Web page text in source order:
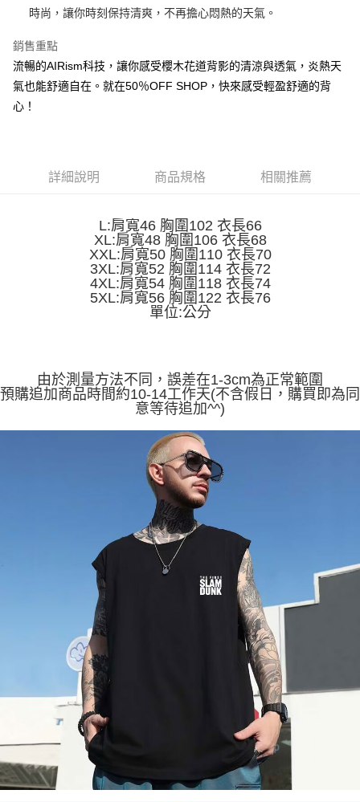
街口支付
悠遊付
Google Pay
全盈+PAY
【大哥付你分期使用說明】
流程，驗證手機門號後，選擇欲分期的期數、繳款截止日，確認付款後即完
3.實際核准額度、可分期數及費用金額請依後續交易確認頁面所載為準。
4.訂單成立30分鐘內，如未前往確認交易或遇審核未通過，訂單將自動取
消。如遇「轉專審核」未通過狀況，表示未達大哥付你分期系統評分，恕無
法說明評估內容。
【繳款方式說明】
1.分期款項不併入電信帳單，「大哥付你分期」於每月結算日後寄送繳費提
【注意事項】
1.本服務係由「台灣大哥大股份有限公司」（以下簡稱本公司）所提供，讓
買賣價金債權讓與本公司後，依約使用本公司帳單繳交帳款。
2.基於同意付款使用「大哥付你分期」之契約關係目的，商店將以您的個人
資料（包含姓名、電話或地址）提供予台灣大哥大進項蒐集、處理及利用，
由本公司與您本人進行分期帳單所需資料之確認、核對及更正。
3.完整用戶服務條款，請詳閱以下連結： https://oppay.tw/userRule
AFTEE先享後付
【關於「AFTEE先享後付」】
AFTEE先享後付是「在收到商品之後才付款」的支付方式。 讓您購物簡單
１．簡單：不需註冊會員、不需綁卡、不需儲值。
２．便利：只要手機號碼，簡訊認證，即可結帳。
３．安心：先確認商品／服務後，再付款。
２．訂單成立數日內，您將收到繳費通知簡訊。
３．收到繳費通知簡訊後14天內，點擊此簡訊中的連結，可透過四大超商／
ATM／網路銀行／等多元方式進行付款，方視為交易完成。
※ 請注意：結帳手續完成當下不需立刻繳費，但若您需要取消訂單，請聯絡
※ 交易是否成功請以「AFTEE先享後付 」之結帳頁面顯示為準，若有關於
是否繳費成功／繳費後需取消欲退款等相關疑問，請聯繫「AFTEE先享後付
https://netprotections.freshdesk.com/support/home
１．透過由恩沛科技股份有限公司提供之「AFTEE先享後付」服務完成之交
易，需依本服務之必要範圍內提供個人資料，並將交易相關給付款項請求債
權轉讓予恩沛科技股份有限公司。
２．關於個人資料處理事宜，請瀏覽以下網址：
https://aftee.tw/terms/#terms3
３．未成年的使用者請事先徵得法定代理人或監護人之同意方可使用
「AFTEE先享後付」，若未經同意申辦者引起之損失，本公司不負相關責
４．使用「AFTEE先享後付」時，將依據個別帳號之用戶狀況，依本公司即
時審查核予不同之上限額度；若仍有額度不足之情形，本公司將視審查結果
請求用戶進行身份認證。
５．嚴禁一人註冊多個帳號或使用他人資訊註冊。若發現惡意使用之情形，
恩沛科技股份有限公司將有權停止該用戶之使用額度並採取法律行動。
每筆NT$45
每筆NT$45，滿NT$499(含以上)免運費
每筆NT$70，滿NT$499(含以上)免運費
時尚，讓你時刻保持清爽，不再擔心悶熱的天氣。
銷售重點
流暢的AIRism科技，讓你感受櫻木花道背影的清涼與透氣，炎熱天
氣也能舒適自在。就在50％OFF SHOP，快來感受輕盈舒適的背
心！
詳細說明 商品規格 相關推薦
L:肩寬46 胸圍102 衣長66
XL:肩寬48 胸圍106 衣長68
XXL:肩寬50 胸圍110 衣長70
3XL:肩寬52 胸圍114 衣長72
4XL:肩寬54 胸圍118 衣長74
5XL:肩寬56 胸圍122 衣長76
單位:公分
由於測量方法不同，誤差在1-3cm為正常範圍
預購追加商品時間約10-14工作天(不含假日，購買即為同
意等待追加^^)